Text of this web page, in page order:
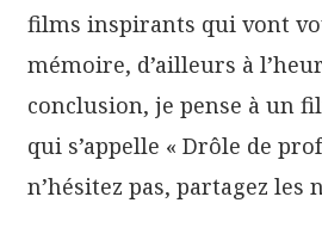
films inspirants qui vont
mémoire, d’ailleurs à
conclusion, je pense à un
qui s’appelle « Drôle de
n’hésitez pas, partagez les